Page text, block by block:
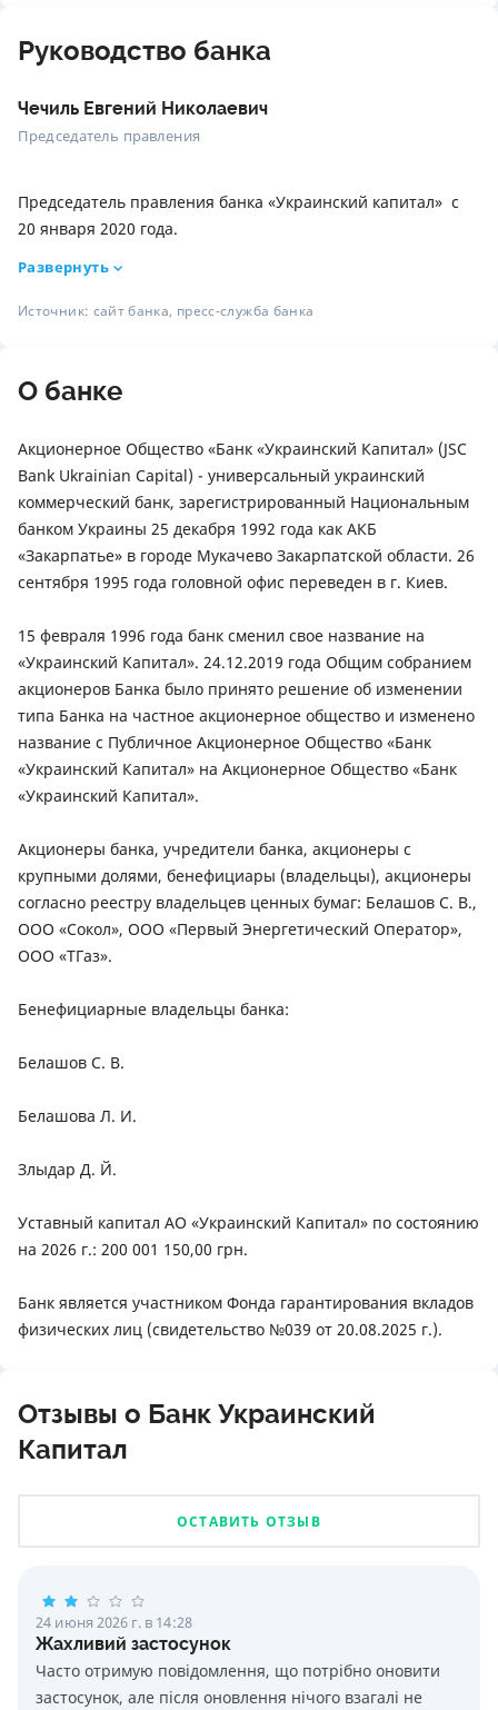
Руководство банка
Чечиль Евгений Николаевич
Председатель правления
Председатель правления банка «Украинский капитал» с
20 января 2020 года.
Развернуть
Источник: сайт банка, пресс-служба банка
О банке
Акционерное Общество «Банк «Украинский Капитал» (JSC
Вank Ukrainian Capital) - универсальный украинский
коммерческий банк, зарегистрированный Национальным
банком Украины 25 декабря 1992 года как АКБ
«Закарпатье» в городе Мукачево Закарпатской области. 26
сентября 1995 года головной офис переведен в г. Киев.
15 февраля 1996 года банк сменил свое название на
«Украинский Капитал». 24.12.2019 года Общим собранием
акционеров Банка было принято решение об изменении
типа Банка на частное акционерное общество и изменено
название с Публичное Акционерное Общество «Банк
«Украинский Капитал» на Акционерное Общество «Банк
«Украинский Капитал».
Акционеры банка, учредители банка, акционеры с
крупными долями, бенефициары (владельцы), акционеры
согласно реестру владельцев ценных бумаг: Белашов С. В.,
ООО «Сокол», ООО «Первый Энергетический Оператор»,
ООО «ТГаз».
Бенефициарные владельцы банка:
Белашов С. В.
Белашова Л. И.
Злыдар Д. Й.
Уставный капитал АО «Украинский Капитал» по состоянию
на 2026 г.: 200 001 150,00 грн.
Банк является участником Фонда гарантирования вкладов
физических лиц (свидетельство №039 от 20.08.2025 г.).
Отзывы о Банк Украинский
Капитал
ОСТАВИТЬ ОТЗЫВ
24 июня 2026 г. в 14:28
Жахливий застосунок
Часто отримую повідомлення, що потрібно оновити
застосунок, але після оновлення нічого взагалі не